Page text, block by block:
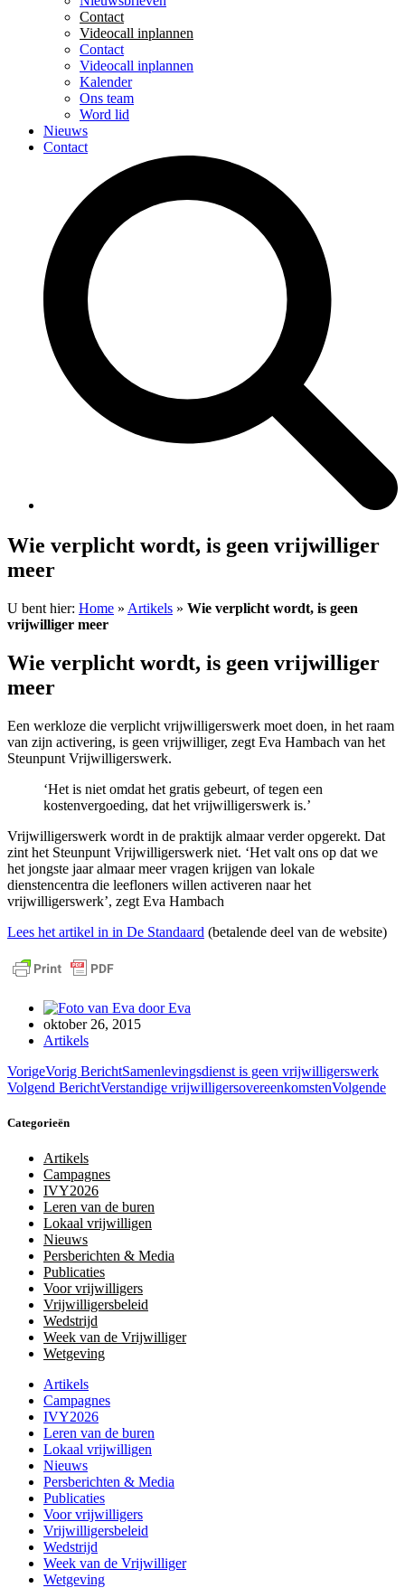
Contact
Videocall inplannen
Contact
Videocall inplannen
Kalender
Ons team
Word lid
Nieuws
Contact
Wie verplicht wordt, is geen vrijwilliger
meer
U bent hier: Home » Artikels » Wie verplicht wordt, is geen
vrijwilliger meer
Wie verplicht wordt, is geen vrijwilliger
meer
Een werkloze die verplicht vrijwilligerswerk moet doen, in het raam
van zijn activering, is geen vrijwilliger, zegt Eva Hambach van het
Steunpunt Vrijwilligerswerk.
‘Het is niet omdat het gratis gebeurt, of tegen een
kostenvergoeding, dat het vrijwilligerswerk is.’
Vrijwilligerswerk wordt in de praktijk almaar verder opgerekt. Dat
zint het Steunpunt Vrijwilligerswerk niet. ‘Het valt ons op dat we
het jongste jaar almaar meer vragen krijgen van lokale
dienstencentra die leefloners willen activeren naar het
vrijwilligerswerk’, zegt Eva Hambach
Lees het artikel in in De Standaard (betalende deel van de website)
doorEva
oktober 26, 2015
Artikels
VorigeVorig BerichtSamenlevingsdienst is geen vrijwilligerswerk
Volgend BerichtVerstandige vrijwilligersovereenkomstenVolgende
Categorieën
Artikels
Campagnes
IVY2026
Leren van de buren
Lokaal vrijwilligen
Nieuws
Persberichten & Media
Publicaties
Voor vrijwilligers
Vrijwilligersbeleid
Wedstrijd
Week van de Vrijwilliger
Wetgeving
Artikels
Campagnes
IVY2026
Leren van de buren
Lokaal vrijwilligen
Nieuws
Persberichten & Media
Publicaties
Voor vrijwilligers
Vrijwilligersbeleid
Wedstrijd
Week van de Vrijwilliger
Wetgeving